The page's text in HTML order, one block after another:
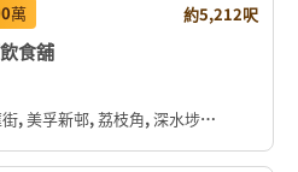
萬 約5,212呎
食舖
孚新邨, 荔枝角, 深水埗區, 九龍, 香港, 中国